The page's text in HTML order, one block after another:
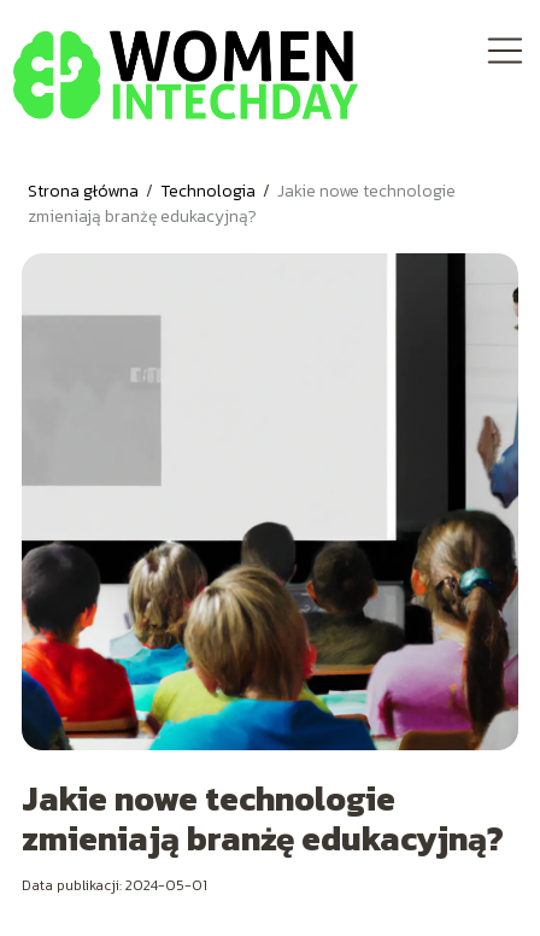
Strona główna / Technologia / Jakie nowe technologie
zmieniają branżę edukacyjną?
Jakie nowe technologie
zmieniają branżę edukacyjną?
Data publikacji: 2024-05-01